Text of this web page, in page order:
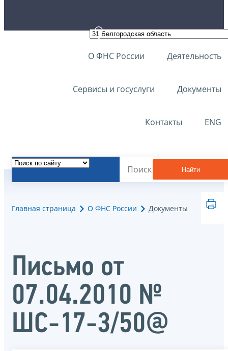
О ФНС России Деятельность
Сервисы и госуслуги Документы
Контакты ENG
Найти
Главная страница О ФНС России Документы
Письмо от
07.04.2010 №
ШС-17-3/50@